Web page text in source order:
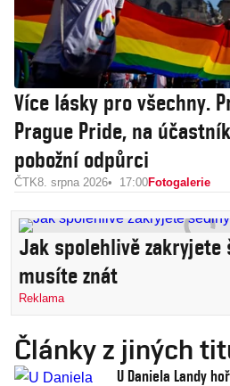
Více lásky pro všechny.
Prague Pride, na
pobožní odpůrci
ČTK8. srpna 2026 17:00Fotogalerie
Jak spolehlivě zakryjete
musíte znát
Reklama
Články z jiných
U Daniela Landy